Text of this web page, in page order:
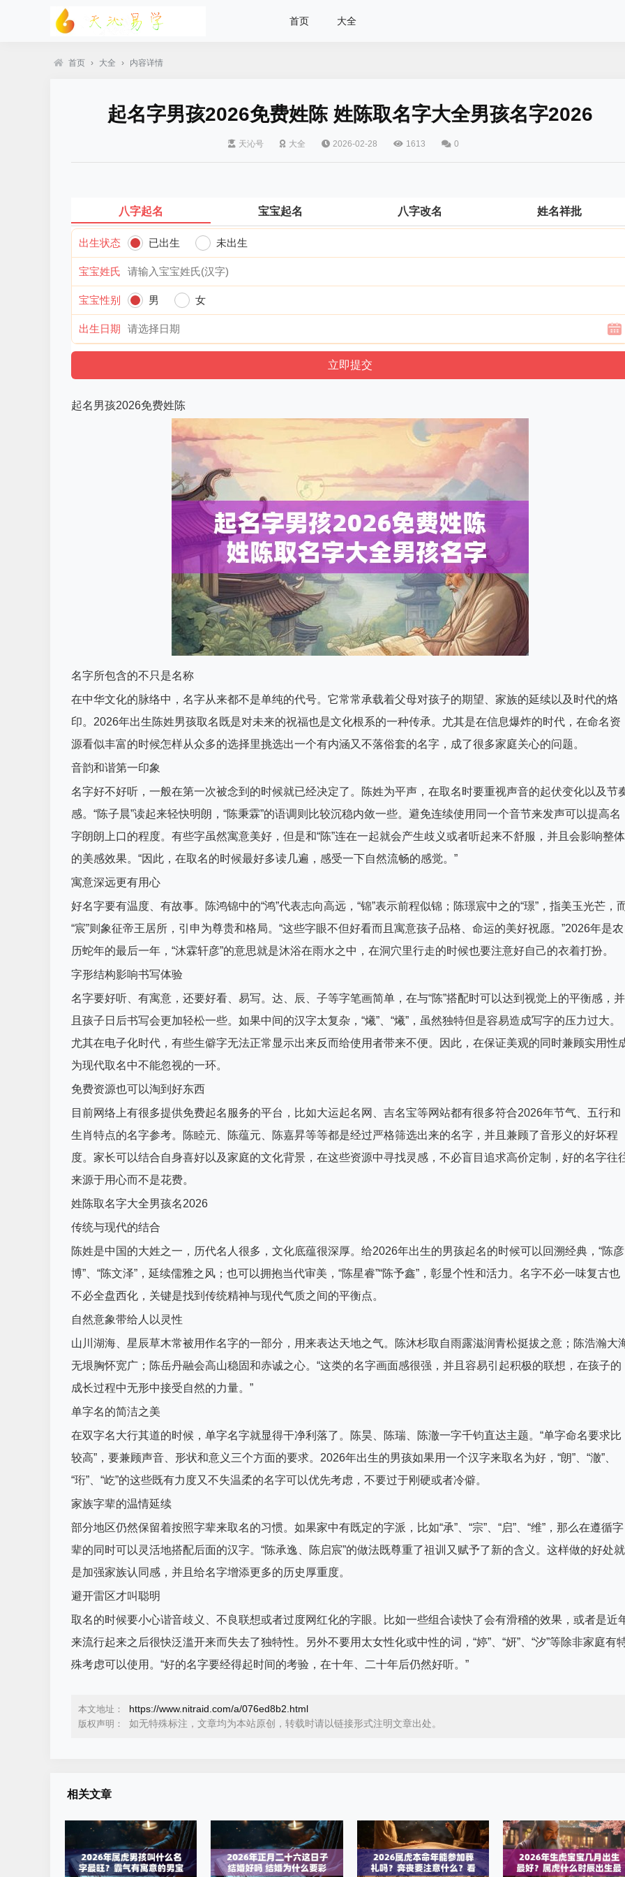
首页 大全
首页 › 大全 › 内容详情
起名字男孩2026免费姓陈 姓陈取名字大全男孩名字2026
天沁号 大全 2026-02-28 1613 0
八字起名 宝宝起名 八字改名 姓名祥批
出生状态 已出生 未出生
宝宝姓氏
宝宝性别 男 女
出生日期
起名男孩2026免费姓陈
名字所包含的不只是名称
在中华文化的脉络中，名字从来都不是单纯的代号。它常常承载着父母对孩子的期望、家族的延续以及时代的烙
印。2026年出生陈姓男孩取名既是对未来的祝福也是文化根系的一种传承。尤其是在信息爆炸的时代，在命名资
源看似丰富的时候怎样从众多的选择里挑选出一个有内涵又不落俗套的名字，成了很多家庭关心的问题。
音韵和谐第一印象
名字好不好听，一般在第一次被念到的时候就已经决定了。陈姓为平声，在取名时要重视声音的起伏变化以及节
感。“陈子晨”读起来轻快明朗，“陈秉霖”的语调则比较沉稳内敛一些。避免连续使用同一个音节来发声可以提高名
字朗朗上口的程度。有些字虽然寓意美好，但是和“陈”连在一起就会产生歧义或者听起来不舒服，并且会影响整体
的美感效果。“因此，在取名的时候最好多读几遍，感受一下自然流畅的感觉。”
寓意深远更有用心
好名字要有温度、有故事。陈鸿锦中的“鸿”代表志向高远，“锦”表示前程似锦；陈璟宸中之的“璟”，指美玉光芒，
“宸”则象征帝王居所，引申为尊贵和格局。“这些字眼不但好看而且寓意孩子品格、命运的美好祝愿。”2026年是农
历蛇年的最后一年，“沐霖轩彦”的意思就是沐浴在雨水之中，在洞穴里行走的时候也要注意好自己的衣着打扮。
字形结构影响书写体验
名字要好听、有寓意，还要好看、易写。达、辰、子等字笔画简单，在与“陈”搭配时可以达到视觉上的平衡感，并
且孩子日后书写会更加轻松一些。如果中间的汉字太复杂，“爔”、“爔”，虽然独特但是容易造成写字的压力过大。
尤其在电子化时代，有些生僻字无法正常显示出来反而给使用者带来不便。因此，在保证美观的同时兼顾实用性
为现代取名中不能忽视的一环。
免费资源也可以淘到好东西
目前网络上有很多提供免费起名服务的平台，比如大运起名网、吉名宝等网站都有很多符合2026年节气、五行和
生肖特点的名字参考。陈睦元、陈蕴元、陈嘉昇等等都是经过严格筛选出来的名字，并且兼顾了音形义的好坏程
度。家长可以结合自身喜好以及家庭的文化背景，在这些资源中寻找灵感，不必盲目追求高价定制，好的名字往
来源于用心而不是花费。
姓陈取名字大全男孩名2026
传统与现代的结合
陈姓是中国的大姓之一，历代名人很多，文化底蕴很深厚。给2026年出生的男孩起名的时候可以回溯经典，“陈彦
博”、“陈文泽”，延续儒雅之风；也可以拥抱当代审美，“陈星睿”“陈予鑫”，彰显个性和活力。名字不必一味复古也
不必全盘西化，关键是找到传统精神与现代气质之间的平衡点。
自然意象带给人以灵性
山川湖海、星辰草木常被用作名字的一部分，用来表达天地之气。陈沐杉取自雨露滋润青松挺拔之意；陈浩瀚大
无垠胸怀宽广；陈岳丹融会高山稳固和赤诚之心。“这类的名字画面感很强，并且容易引起积极的联想，在孩子的
成长过程中无形中接受自然的力量。”
单字名的简洁之美
在双字名大行其道的时候，单字名字就显得干净利落了。陈昊、陈瑞、陈澈一字千钧直达主题。“单字命名要求比
较高”，要兼顾声音、形状和意义三个方面的要求。2026年出生的男孩如果用一个汉字来取名为好，“朗”、“澈”、
“珩”、“屹”的这些既有力度又不失温柔的名字可以优先考虑，不要过于刚硬或者冷僻。
家族字辈的温情延续
部分地区仍然保留着按照字辈来取名的习惯。如果家中有既定的字派，比如“承”、“宗”、“启”、“维”，那么在遵循字
辈的同时可以灵活地搭配后面的汉字。“陈承逸、陈启宸”的做法既尊重了祖训又赋予了新的含义。这样做的好处就
是加强家族认同感，并且给名字增添更多的历史厚重度。
避开雷区才叫聪明
取名的时候要小心谐音歧义、不良联想或者过度网红化的字眼。比如一些组合读快了会有滑稽的效果，或者是近
来流行起来之后很快泛滥开来而失去了独特性。另外不要用太女性化或中性的词，“婷”、“妍”、“汐”等除非家庭有
殊考虑可以使用。“好的名字要经得起时间的考验，在十年、二十年后仍然好听。”
本文地址： https://www.nitraid.com/a/076ed8b2.html
版权声明： 如无特殊标注，文章均为本站原创，转载时请以链接形式注明文章出处。
相关文章